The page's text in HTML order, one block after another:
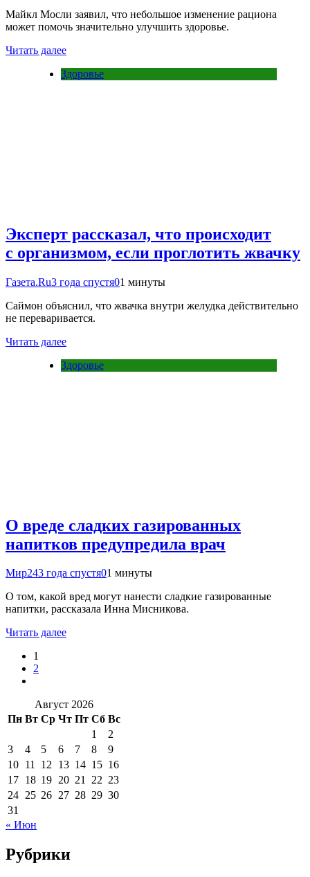
Майкл Мосли заявил, что небольшое изменение рациона
может помочь значительно улучшить здоровье.
Читать далее
Здоровье
Эксперт рассказал, что происходит
с организмом, если проглотить жвачку
Газета.Ru3 года спустя01 минуты
Саймон объяснил, что жвачка внутри желудка действительно
не переваривается.
Читать далее
Здоровье
О вреде сладких газированных
напитков предупредила врач
Мир243 года спустя01 минуты
О том, какой вред могут нанести сладкие газированные
напитки, рассказала Инна Мисникова.
Читать далее
1
2
Август 2026
Пн Вт Ср Чт Пт Сб Вс
1
2
3
4 5 6 7 8
9
10 11 12 13 14 15 16
17 18 19 20 21 22 23
24 25 26 27 28 29 30
31
« Июн
Рубрики